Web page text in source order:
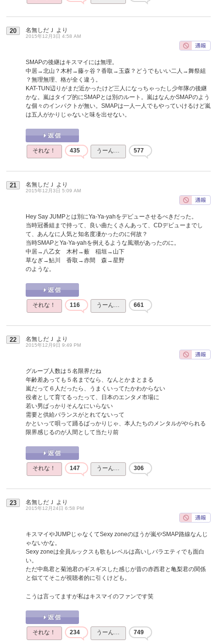
20 名無しだＪ より
2015年12月3日 4:58 AM
SMAPの後継はキスマイには無理。
中居→北山？木村→藤ヶ谷？香取→玉森？どうでもいい二人→舞祭組
？無理無理、格が全く違う。
KAT-TUN辺りがまだ近かったけど三人になっちゃったし少年隊の後継
かな。嵐はタイプ的にSMAPとは別のルート。嵐はなんかSMAPのよう
な個々のインパクトが無い。SMAPは一人一人でもやっていけるけど嵐
は五人がかりじゃないと味を出せない。
それな！ 435 うーん… 577
21 名無しだＪ より
2015年12月3日 5:09 AM
Hey Say JUMPとは別にYa-Ya-yahをデビューさせるべきだった。
当時冠番組まで持って、良い曲たくさんあって、CDデビューまでし
て、あんなに人気と知名度凄かったのに何故？
当時SMAPとYa-Ya-yahを例えるような風潮があったのに。
中居→八乙女 木村→薮 稲垣→山下
草なぎ→鮎川 香取→赤間 森→星野
のような。
それな！ 116 うーん… 661
22 名無しだＪ より
2015年12月9日 9:49 PM
グループ人数は５名限界だね
年齢差あっても５名までなら、なんとかまとまる
嵐だって６人だったら、うまくいってたかわからない
役者として育てるったって、日本のエンタメ市場に
若い男ばっかりそんなにいらない
需要と供給バランスがとれてないって
かといって唄って踊るばっかりじゃ、本人たちのメンタルがやられる
限界感じるのが人間として当たり前
それな！ 147 うーん… 306
23 名無しだＪ より
2015年12月24日 6:58 PM
キスマイやJUMPじゃなくてSexy zoneのほうが嵐やSMAP路線なんじ
ゃないかな。
Sexy zoneは全員ルックスも歌もレベルは高いしバラエティでも面白
い。
ただ中島君と菊池君のギスギスした感じが昔の赤西君と亀梨君の関係
と似ててそこが視聴者的に引くけども。
こうは言ってますが私はキスマイのファンです笑
それな！ 234 うーん… 749